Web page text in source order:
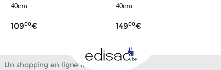
40cm
10900
40cm
14900
Un shopping en ligne facile